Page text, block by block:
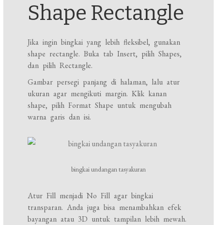
Shape Rectangle
Jika ingin bingkai yang lebih fleksibel, gunakan
shape rectangle. Buka tab Insert, pilih Shapes,
dan pilih Rectangle.
Gambar persegi panjang di halaman, lalu atur
ukuran agar mengikuti margin. Klik kanan
shape, pilih Format Shape untuk mengubah
warna garis dan isi.
bingkai undangan tasyakuran
Atur Fill menjadi No Fill agar bingkai
transparan. Anda juga bisa menambahkan efek
bayangan atau 3D untuk tampilan lebih mewah.